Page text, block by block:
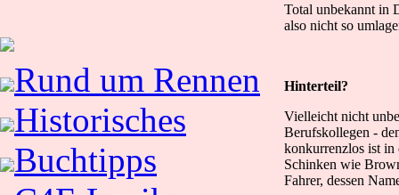
Rund um Rennen
Historisches
Buchtipps
Total unbekannt in
also nicht so
Hinterteil?
Vielleicht nicht
Berufskollegen -
konkurrenzlos ist
Schinken wie
Fahrer, dessen